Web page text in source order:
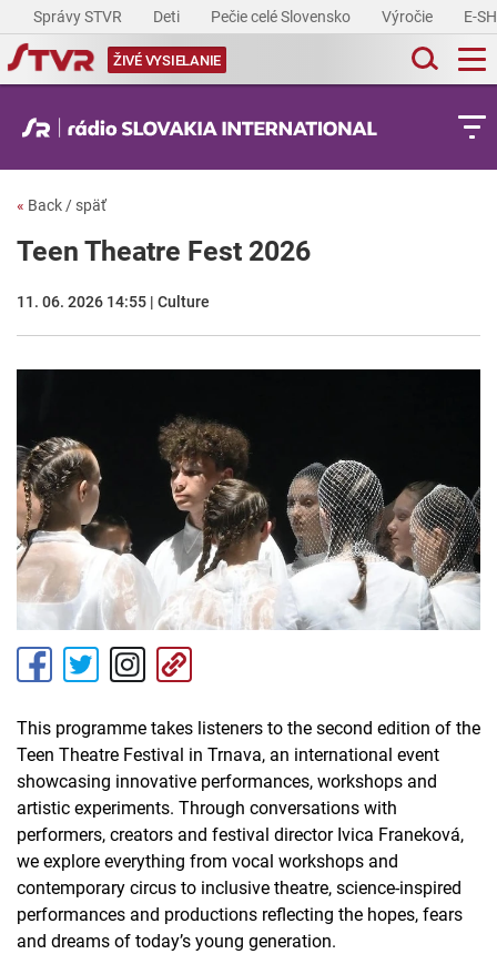
Správy STVR Deti Pečie celé Slovensko Výročie E-
ŽIVÉ VYSIELANIE
« Back / späť
Teen Theatre Fest 2026
11. 06. 2026 14:55 | Culture
This programme takes listeners to the second edition of the
Teen Theatre Festival in Trnava, an international event
showcasing innovative performances, workshops and
artistic experiments. Through conversations with
performers, creators and festival director Ivica Franeková,
we explore everything from vocal workshops and
contemporary circus to inclusive theatre, science-inspired
performances and productions reflecting the hopes, fears
and dreams of today’s young generation.